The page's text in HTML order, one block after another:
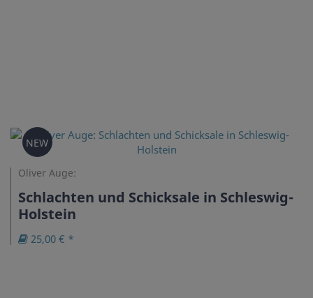
NEW
Oliver Auge:
Schlachten und Schicksale in Schleswig-
Holstein
25,00 € *